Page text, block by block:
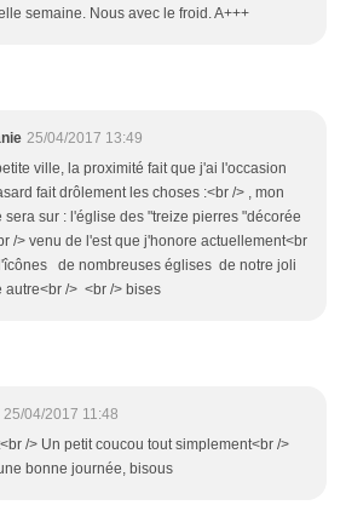
semaine. Nous avec le froid. A+++
25/04/2017 13:49
ville, la proximité fait que j'ai l'occasion
fait drôlement les choses :<br /> , mon
sera sur : l'église des "treize pierres "décorée
/> venu de l'est que j'honore actuellement<br
de nombreuses églises de notre joli
autre<br /> <br /> bises
25/04/2017 11:48
/> Un petit coucou tout simplement<br />
bonne journée, bisous